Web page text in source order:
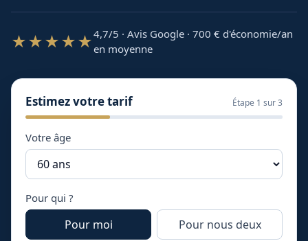
★★★★★4,7/5 · Avis Google · 700 € d'économie/an
en moyenne
Estimez votre tarif Étape 1 sur 3
Votre âge
Pour qui ?
Pour moi Pour nous deux